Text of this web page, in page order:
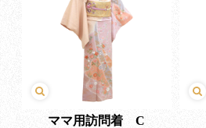
ママ用訪問着 C